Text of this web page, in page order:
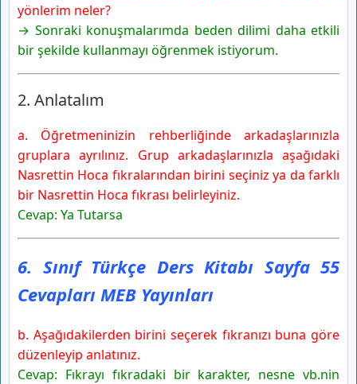
yönlerim neler?
→ Sonraki konuşmalarımda beden dilimi daha etkili
bir şekilde kullanmayı öğrenmek istiyorum.
2. Anlatalım
a. Öğretmeninizin rehberliğinde arkadaşlarınızla
gruplara ayrılınız. Grup arkadaşlarınızla aşağıdaki
Nasrettin Hoca fıkralarından birini seçiniz ya da farklı
bir Nasrettin Hoca fıkrası belirleyiniz.
Cevap: Ya Tutarsa
6. Sınıf Türkçe Ders Kitabı Sayfa 55
Cevapları MEB Yayınları
b. Aşağıdakilerden birini seçerek fıkranızı buna göre
düzenleyip anlatınız.
Cevap: Fıkrayı fıkradaki bir karakter, nesne vb.nin